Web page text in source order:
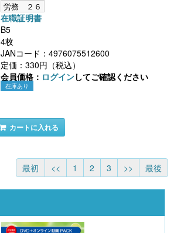
労務 ２６
在職証明書
B5
4枚
JANコード：4976075512600
定価：330円（税込）
会員価格： ログインしてご確認ください
在庫あり
カートに入れる
最初 << 1 2 3 >> 最後